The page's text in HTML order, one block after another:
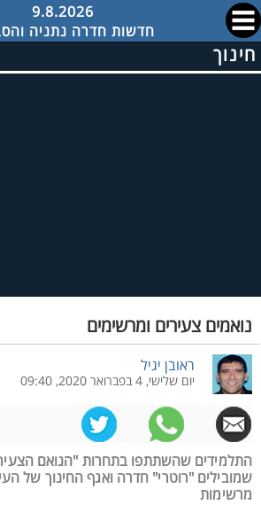
9.8.2026
חדשות חדרה נתניה
חינוך
נואמים צעירים ומרשימים
ראובן יגיל
יום שלישי, 4 בפברואר 2020, 09:40
התלמידים שהשתתפו בתחרות "הנואם
שמובילים "רוטרי" חדרה ואגף החינוך של
מרשימות